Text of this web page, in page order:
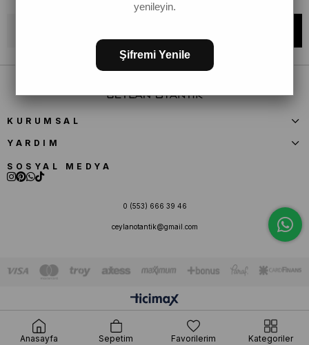
Bültene kaydolun, kampanya ve yenilikleri kaçırmayın!
KURUMSAL
YARDIM
SOSYAL MEDYA
0 (553) 666 39 46
ceylanotantik@gmail.com
yenileyin.
Şifremi Yenile
Anasayfa Sepetim Favorilerim Kategoriler